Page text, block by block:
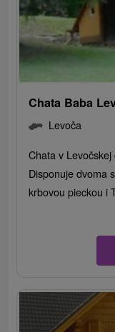
Chata Baba
Levoča
Chata v
Disponuje dvoma
krbovou pieckou i